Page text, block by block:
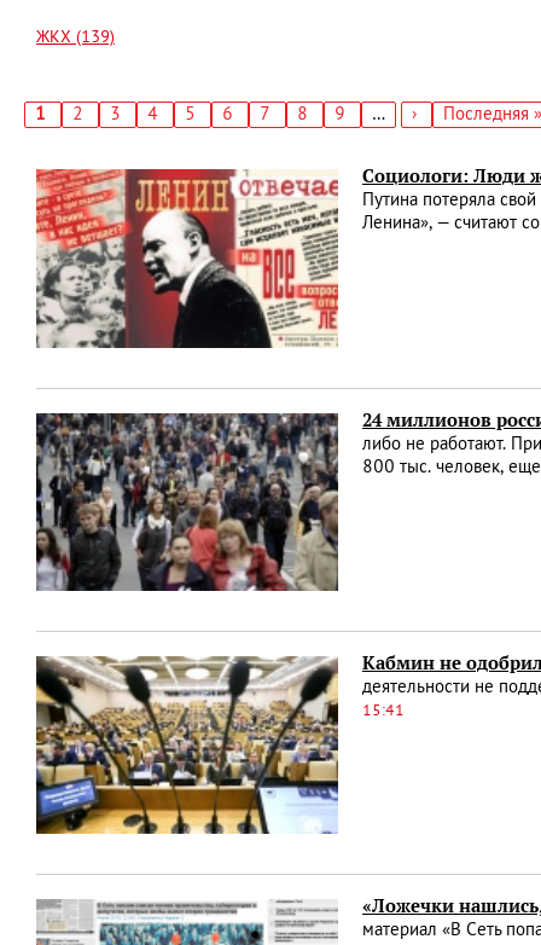
ЖКХ (139)
Текущая
1 Страница
2 Страница
3 Страница
4 Страница
5 Страница
6 Страница
7 Страница
8 Страница
9 …
Следующая
›
Последняя
Последняя »
Социологи: Люди
Путина потеряла
Ленина», — считают
24 миллионов
либо не работают.
800 тыс. человек,
Кабмин не
деятельности не
15:41
«Ложечки нашлись,
материал «В Cеть